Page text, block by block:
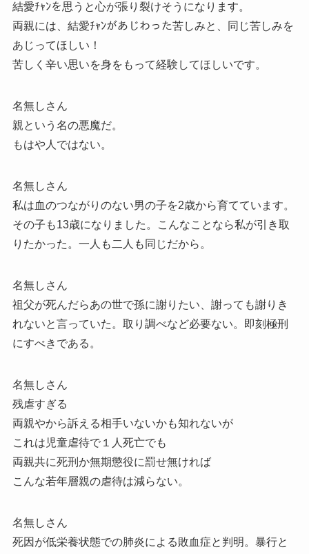
結愛ﾁｬﾝを思うと心が張り裂けそうになります。
両親には、結愛ﾁｬﾝがあじわった苦しみと、同じ苦しみを
あじってほしい！
苦しく辛い思いを身をもって経験してほしいです。
名無しさん
親という名の悪魔だ。
もはや人ではない。
名無しさん
私は血のつながりのない男の子を2歳から育てています。
その子も13歳になりました。こんなことなら私が引き取
りたかった。一人も二人も同じだから。
名無しさん
祖父が死んだらあの世で孫に謝りたい、謝っても謝りき
れないと言っていた。取り調べなど必要ない。即刻極刑
にすべきである。
名無しさん
残虐すぎる
両親やから訴える相手いないかも知れないが
これは児童虐待で１人死亡でも
両親共に死刑か無期懲役に罰せ無ければ
こんな若年層親の虐待は減らない。
名無しさん
死因が低栄養状態での肺炎による敗血症と判明。暴行と